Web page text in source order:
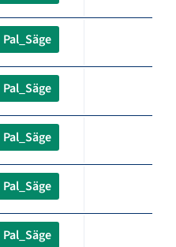
Pal_Säge
Pal_Säge
Pal_Säge
Pal_Säge
Pal_Säge